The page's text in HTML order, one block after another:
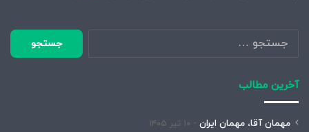
جستجو
برای:
آخرین مطالب
مهمان آقا، مهمان ایران ۱۰ تیر ۱۴۰۵